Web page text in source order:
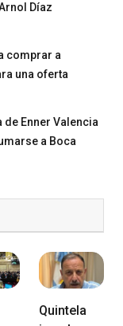
Díaz
comprar a
una oferta
Enner Valencia
a Boca
Quintela